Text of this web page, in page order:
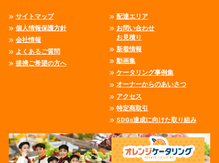
サイトマップ
個人情報保護方針
会社情報
よくあるご質問
提携ご希望の方へ
配達エリア
お問い合わせ
お見積り
新着情報
動画集
ケータリング事例集
オーナーからのあいさつ
アクセス
特定商取引
SDGs達成に向けた取り組み